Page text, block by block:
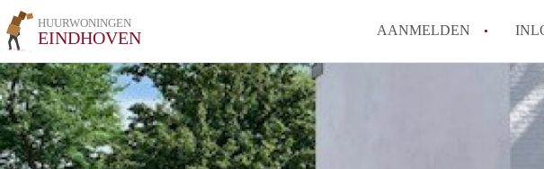
HUURWONINGEN
EINDHOVEN AANMELDEN